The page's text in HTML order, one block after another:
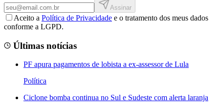
Assinar
Aceito a Política de Privacidade e o tratamento dos meus dados
conforme a LGPD.
Últimas notícias
PF apura pagamentos de lobista a ex-assessor de Lula
Política
Ciclone bomba continua no Sul e Sudeste com alerta laranja